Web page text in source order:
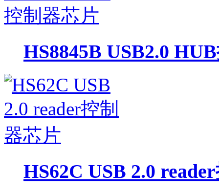
HS8845B USB2.0
HS62C USB 2.0